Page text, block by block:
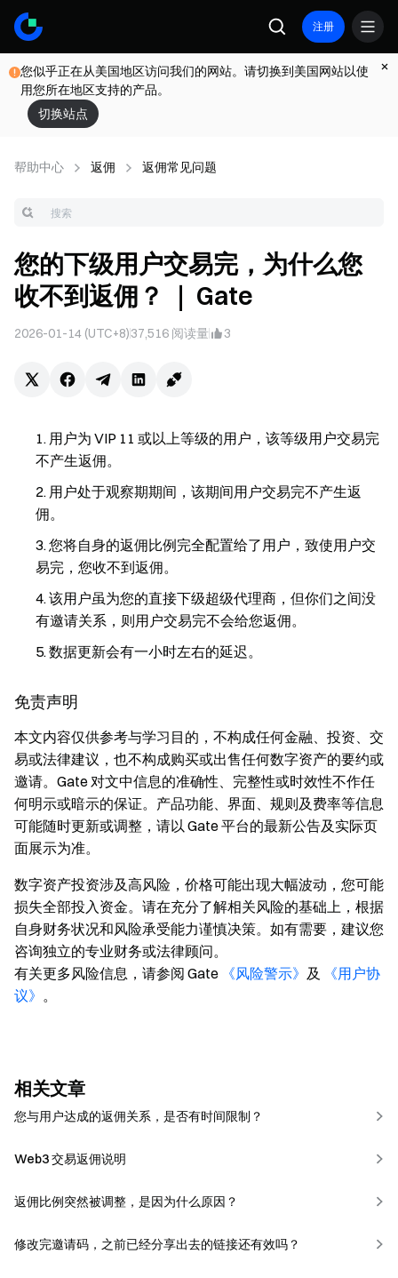
注册
您似乎正在从美国地区访问我们的网站。请切换到美国网站以使
用您所在地区支持的产品。
切换站点
帮助中心 返佣 返佣常见问题
您的下级用户交易完，为什么您
收不到返佣？ ｜ Gate
2026-01-14 (UTC+8)37,516 阅读量 3
用户为 VIP 11 或以上等级的用户，该等级用户交易完
不产生返佣。
用户处于观察期期间，该期间用户交易完不产生返
佣。
您将自身的返佣比例完全配置给了用户，致使用户交
易完，您收不到返佣。
该用户虽为您的直接下级超级代理商，但你们之间没
有邀请关系，则用户交易完不会给您返佣。
数据更新会有一小时左右的延迟。
免责声明
本文内容仅供参考与学习目的，不构成任何金融、投资、交
易或法律建议，也不构成购买或出售任何数字资产的要约或
邀请。Gate 对文中信息的准确性、完整性或时效性不作任
何明示或暗示的保证。产品功能、界面、规则及费率等信息
可能随时更新或调整，请以 Gate 平台的最新公告及实际页
面展示为准。
数字资产投资涉及高风险，价格可能出现大幅波动，您可能
损失全部投入资金。请在充分了解相关风险的基础上，根据
自身财务状况和风险承受能力谨慎决策。如有需要，建议您
咨询独立的专业财务或法律顾问。
有关更多风险信息，请参阅 Gate 《风险警示》 及
《用户协
议》 。
相关文章
您与用户达成的返佣关系，是否有时间限制？
Web3 交易返佣说明
返佣比例突然被调整，是因为什么原因？
修改完邀请码，之前已经分享出去的链接还有效吗？